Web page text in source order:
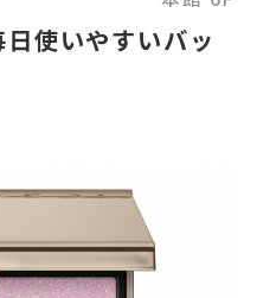
使いやすいバッ